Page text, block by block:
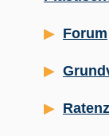
Forum